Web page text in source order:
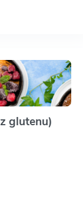
glutenu)